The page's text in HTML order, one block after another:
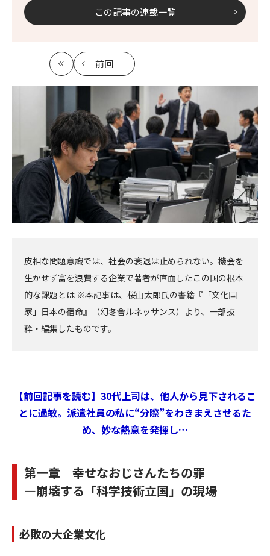
この記事の連載一覧
最
初
前回
記
へ
皮相な問題意識では、社会の衰退は止められない。機会を
生かせず富を浪費する企業で著者が直面したこの国の根本
的な課題とは―― ※本記事は、桜山太郎氏の書籍『「文化国
家」日本の宿命』（幻冬舎ルネッサンス）より、一部抜
粋・編集したものです。
【前回記事を読む】30代上司は、他人から見下されるこ
とに過敏。派遣社員の私に“分際”をわきまえさせるた
め、妙な熱意を発揮し…
第一章 幸せなおじさんたちの罪
―崩壊する「科学技術立国」の現場
必敗の大企業文化